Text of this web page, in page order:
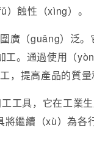
）蝕性（xìng）。
廣（guǎng）泛。
。通過使用（
提高產品的質量
工具，它在工業
繼續（xù）為各